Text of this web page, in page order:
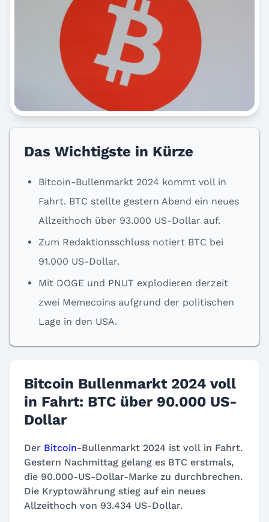
Das Wichtigste in Kürze
Bitcoin-Bullenmarkt 2024 kommt voll in
Fahrt. BTC stellte gestern Abend ein neues
Allzeithoch über 93.000 US-Dollar auf.
Zum Redaktionsschluss notiert BTC bei
91.000 US-Dollar.
Mit DOGE und PNUT explodieren derzeit
zwei Memecoins aufgrund der politischen
Lage in den USA.
Bitcoin Bullenmarkt 2024 voll
in Fahrt: BTC über 90.000 US-
Dollar
Der Bitcoin-Bullenmarkt 2024 ist voll in Fahrt.
Gestern Nachmittag gelang es BTC erstmals,
die 90.000-US-Dollar-Marke zu durchbrechen.
Die Kryptowährung stieg auf ein neues
Allzeithoch von 93.434 US-Dollar.